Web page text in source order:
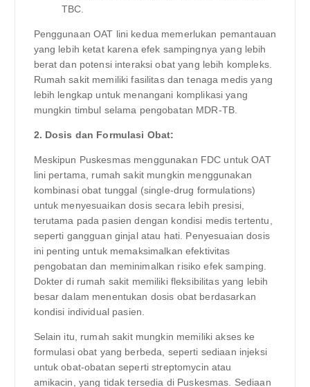
TBC.
Penggunaan OAT lini kedua memerlukan pemantauan
yang lebih ketat karena efek sampingnya yang lebih
berat dan potensi interaksi obat yang lebih kompleks.
Rumah sakit memiliki fasilitas dan tenaga medis yang
lebih lengkap untuk menangani komplikasi yang
mungkin timbul selama pengobatan MDR-TB.
2. Dosis dan Formulasi Obat:
Meskipun Puskesmas menggunakan FDC untuk OAT
lini pertama, rumah sakit mungkin menggunakan
kombinasi obat tunggal (single-drug formulations)
untuk menyesuaikan dosis secara lebih presisi,
terutama pada pasien dengan kondisi medis tertentu,
seperti gangguan ginjal atau hati. Penyesuaian dosis
ini penting untuk memaksimalkan efektivitas
pengobatan dan meminimalkan risiko efek samping.
Dokter di rumah sakit memiliki fleksibilitas yang lebih
besar dalam menentukan dosis obat berdasarkan
kondisi individual pasien.
Selain itu, rumah sakit mungkin memiliki akses ke
formulasi obat yang berbeda, seperti sediaan injeksi
untuk obat-obatan seperti streptomycin atau
amikacin, yang tidak tersedia di Puskesmas. Sediaan